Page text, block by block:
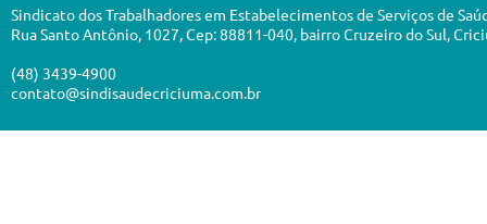
Sindicato dos Trabalhadores em Estabelecimentos de Serviços de
Rua Santo Antônio, 1027, Cep: 88811-040, bairro Cruzeiro do Sul,
(48) 3439-4900
contato@sindisaudecriciuma.com.br